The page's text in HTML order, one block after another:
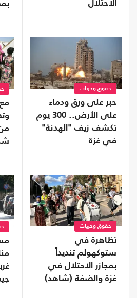
الاحتلال
حقوق وحريات
حبر على ورق ودماء
على الأرض.. 300 يوم
تكشف زيف "الهدنة"
في غزة
حقوق وحريات
تظاهرة في
ستوكهولم تنديداً
بمجازر الاحتلال في
غزة والضفة (شاهد)